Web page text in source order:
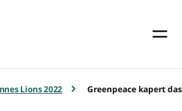
Lions 2022 Greenpeace kapert